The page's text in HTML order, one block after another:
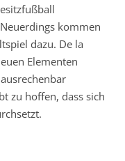
kommen
dazu. De la
Elementen
zu hoffen, dass sich